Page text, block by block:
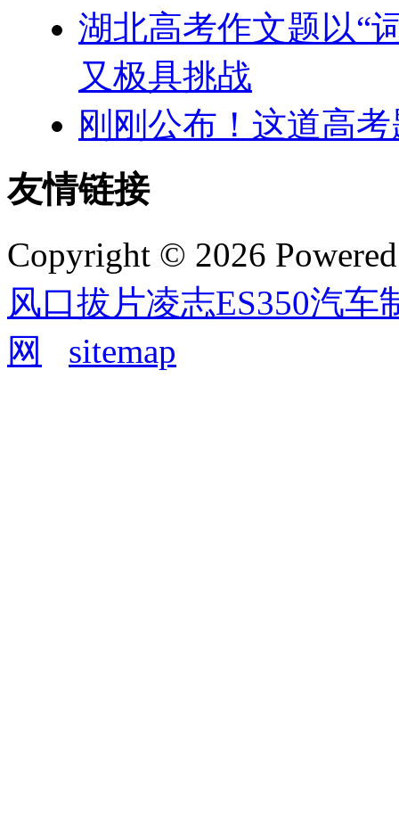
湖北高考作文题以“
又极具挑战
刚刚公布！这道高
友情链接
Copyright © 2026
风口拔片凌志ES350汽车
网
sitemap